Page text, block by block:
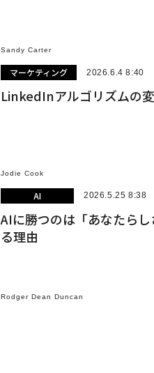
Sandy Carter
マーケティング 2026.6.4 8:40
LinkedInアルゴリズムの
Jodie Cook
AI 2026.5.25 8:38
AIに勝つのは「あなたら
る理由
Rodger Dean Duncan